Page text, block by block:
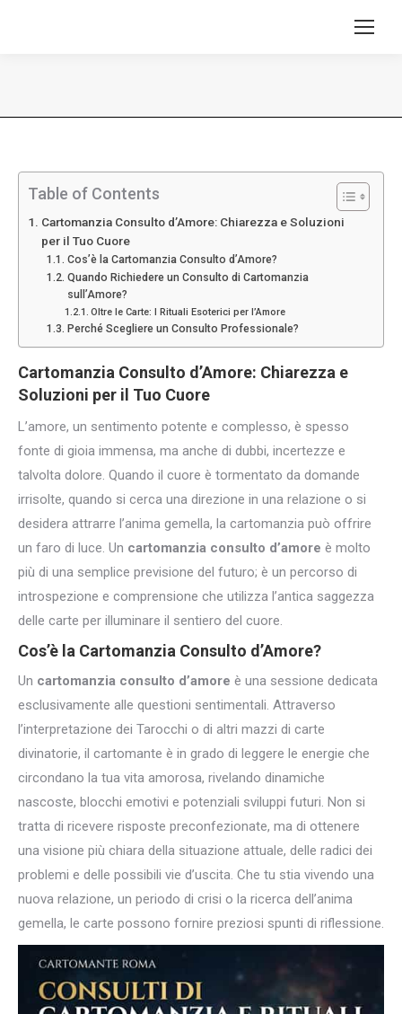
Table of Contents
Cartomanzia Consulto d’Amore: Chiarezza e Soluzioni
per il Tuo Cuore
Cos’è la Cartomanzia Consulto d’Amore?
Quando Richiedere un Consulto di Cartomanzia
sull’Amore?
Oltre le Carte: I Rituali Esoterici per l’Amore
Perché Scegliere un Consulto Professionale?
Cartomanzia Consulto d’Amore: Chiarezza e
Soluzioni per il Tuo Cuore
L’amore, un sentimento potente e complesso, è spesso
fonte di gioia immensa, ma anche di dubbi, incertezze e
talvolta dolore. Quando il cuore è tormentato da domande
irrisolte, quando si cerca una direzione in una relazione o si
desidera attrarre l’anima gemella, la cartomanzia può offrire
un faro di luce. Un cartomanzia consulto d’amore è molto
più di una semplice previsione del futuro; è un percorso di
introspezione e comprensione che utilizza l’antica saggezza
delle carte per illuminare il sentiero del cuore.
Cos’è la Cartomanzia Consulto d’Amore?
Un cartomanzia consulto d’amore è una sessione dedicata
esclusivamente alle questioni sentimentali. Attraverso
l’interpretazione dei Tarocchi o di altri mazzi di carte
divinatorie, il cartomante è in grado di leggere le energie che
circondano la tua vita amorosa, rivelando dinamiche
nascoste, blocchi emotivi e potenziali sviluppi futuri. Non si
tratta di ricevere risposte preconfezionate, ma di ottenere
una visione più chiara della situazione attuale, delle radici dei
problemi e delle possibili vie d’uscita. Che tu stia vivendo una
nuova relazione, un periodo di crisi o la ricerca dell’anima
gemella, le carte possono fornire preziosi spunti di riflessione.